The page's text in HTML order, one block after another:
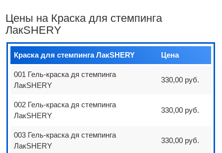
Цены на Краска для стемпинга
ЛакSHERY
Краска для стемпинга ЛакSHERY Цена
001 Гель-краска дя стемпинга
ЛакSHERY
330,00 руб.
002 Гель-краска дя стемпинга
ЛакSHERY
330,00 руб.
003 Гель-краска дя стемпинга
ЛакSHERY
330,00 руб.